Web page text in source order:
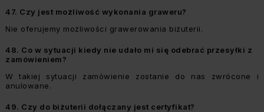
47. Czy jest możliwość wykonania graweru?
Nie oferujemy możliwości grawerowania biżuterii.
48. Co w sytuacji kiedy nie udało mi się odebrać przesyłki z
zamówieniem?
W takiej sytuacji zamówienie zostanie do nas zwrócone i
anulowane.
49. Czy do biżuterii dołączany jest certyfikat?